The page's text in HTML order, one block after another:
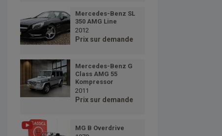
Mercedes-Benz SL
350 AMG Line
2012
Prix sur demande
Mercedes-Benz G
Class AMG 55
Kompressor
2011
Prix sur demande
MG B Overdrive